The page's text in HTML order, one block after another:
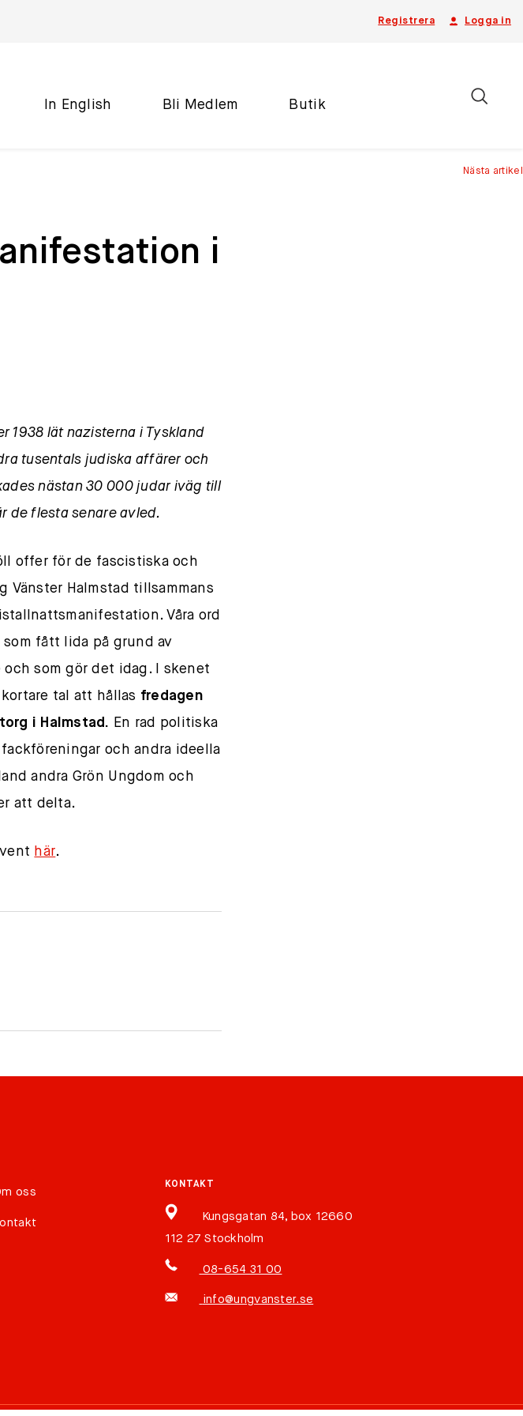
Registrera Logga in
In English Bli Medlem Butik
Nästa artikel
i
1938 lät nazisterna i Tyskland
tusentals judiska affärer och
nästan 30 000 judar iväg till
de flesta senare avled.
offer för de fascistiska och
Vänster Halmstad tillsammans
Våra ord
fått lida på grund av
som gör det idag. I skenet
tal att hållas fredagen
i Halmstad. En rad politiska
och andra ideella
andra Grön Ungdom och
att delta.
här.
oss
KONTAKT
Kungsgatan 84, box 12660
112 27 Stockholm
08-654 31 00
info@ungvanster.se